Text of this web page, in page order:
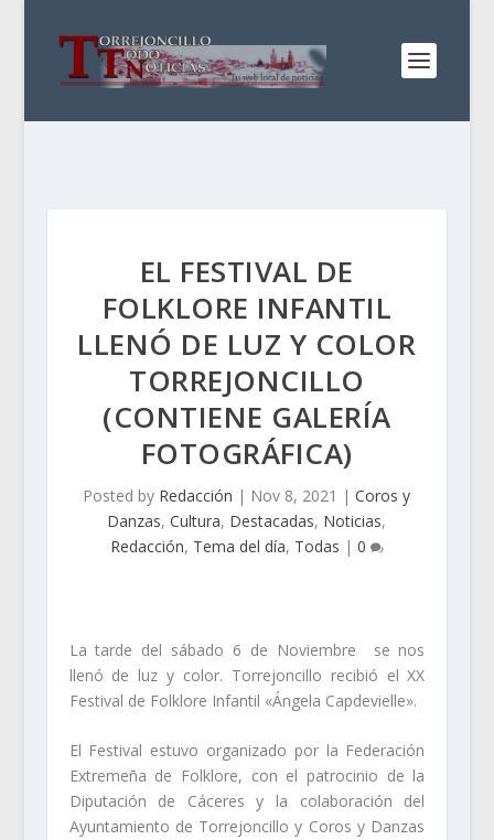
EL FESTIVAL DE
FOLKLORE INFANTIL
LLENÓ DE LUZ Y COLOR
TORREJONCILLO
(CONTIENE GALERÍA
FOTOGRÁFICA)
Posted by Redacción | Nov 8, 2021 |Coros y
Danzas,Cultura, Destacadas, Noticias,
Redacción, Tema del día, Todas | 0
La tarde del sábado 6 de Noviembre se nos
llenó de luz y color. Torrejoncillo recibió el XX
Festival de Folklore Infantil «Ángela Capdevielle».
El Festival estuvo organizado por la Federación
Extremeña de Folklore, con el patrocinio de la
Diputación de Cáceres y la colaboración del
Ayuntamiento de Torrejoncillo y Coros y Danzas